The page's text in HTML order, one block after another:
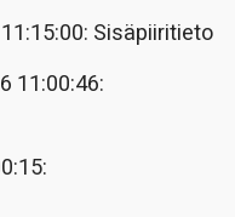
Sisäpiiritieto
11:00:46: